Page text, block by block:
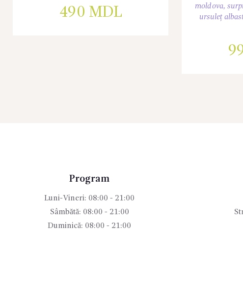
490 MDL
moldova,
ursuleț
Program
Luni-Vineri: 08:00 - 21:00
Sâmbătă: 08:00 - 21:00
Duminică: 08:00 - 21:00